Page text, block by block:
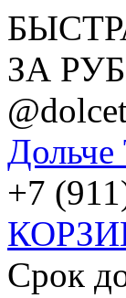
ЗА
Дольче
+7
Срок